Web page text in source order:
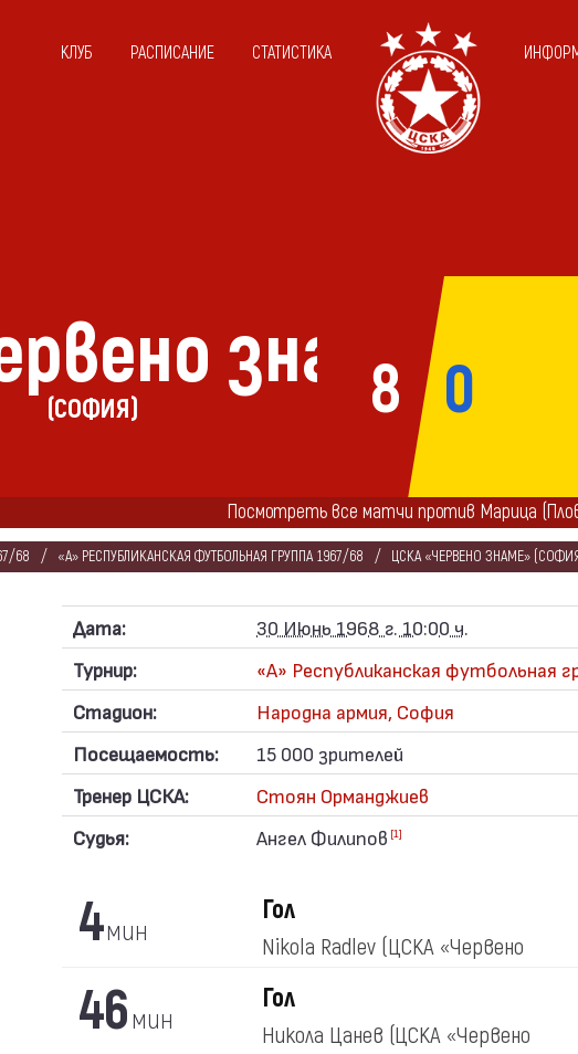
КЛУБ РАСПИСАНИЕ СТАТИСТИКА
8 0
знаме»
(СОФИЯ)
Посмотреть все матчи против Марица
68 «А» РЕСПУБЛИКАНСКАЯ ФУТБОЛЬНАЯ ГРУППА 1967/68 ЦСКА «ЧЕРВЕНО ЗНАМЕ»
Дата:
30 Июнь 1968 г. 10:00 ч.
Турнир:
«А» Республиканская футбольная
Стадион:
Народна армия, София
Посещаемость:
15 000 зрителей
Тренер ЦСКА:
Стоян Орманджиев
Судья:
Ангел Филипов [1]
4мин
Гол
Nikola Radlev (ЦСКА «Червено
знаме»)
46мин
Гол
Никола Цанев (ЦСКА «Червено